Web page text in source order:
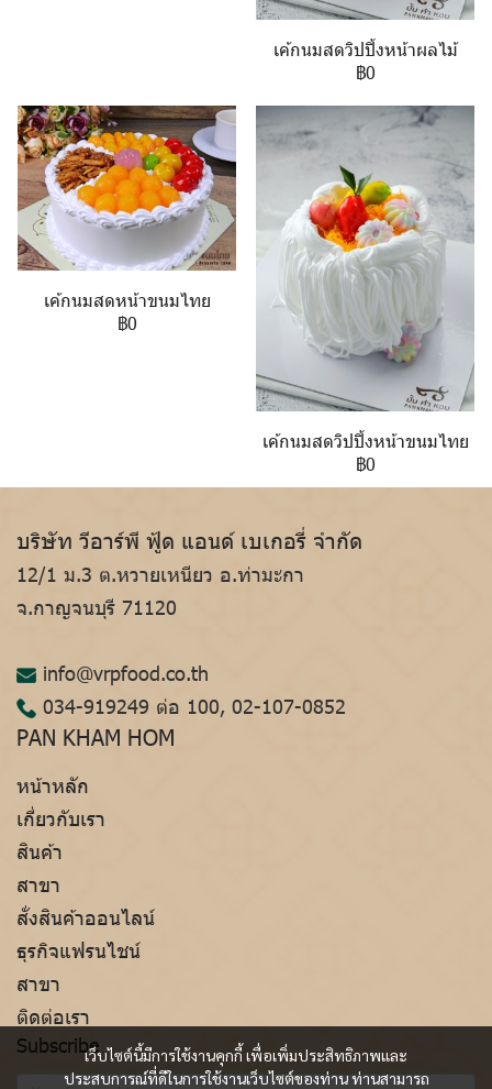
เค้กนมสดวิปปิ้งหน้าผลไม้
฿0
เค้กนมสดหน้าขนมไทย
฿0
เค้กนมสดวิปปิ้งหน้าขนมไทย
฿0
เว็บไซต์นี้มีการใช้งานคุกกี้ เพื่อเพิ่มประสิทธิภาพและ
ประสบการณ์ที่ดีในการใช้งานเว็บไซต์ของท่าน ท่านสามารถ
บริษัท วีอาร์พี ฟู้ด แอนด์ เบเกอรี่ จำกัด
12/1 ม.3 ต.หวายเหนียว อ.ท่ามะกา
จ.กาญจนบุรี 71120
info@vrpfood.co.th
034-919249 ต่อ 100, 02-107-0852
PAN KHAM HOM
หน้าหลัก
เกี่ยวกับเรา
สินค้า
สาขา
สั่งสินค้าออนไลน์
ธุรกิจแฟรนไชน์
สาขา
ติดต่อเรา
Subscribe